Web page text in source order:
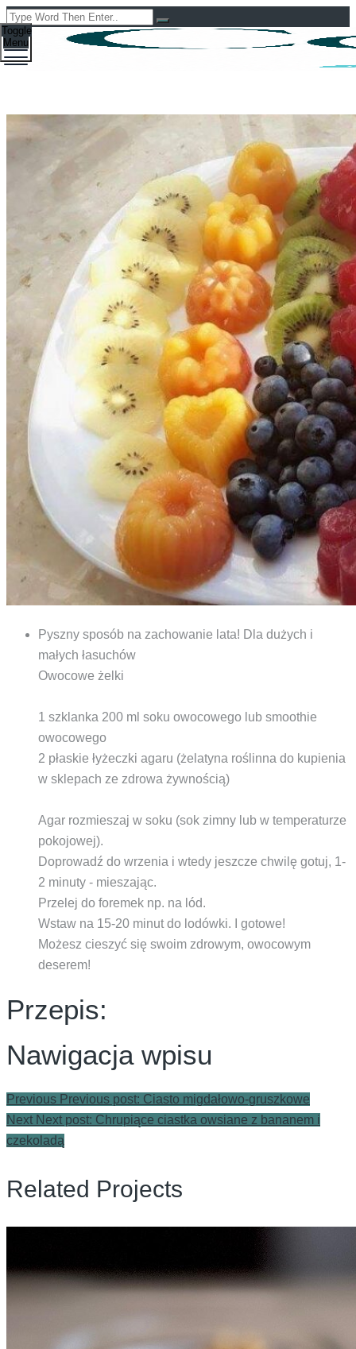
Toggle
Menu
Zdrowe żelki
Pyszny sposób na zachowanie lata! Dla dużych i
małych łasuchów
Owocowe żelki
1 szklanka 200 ml soku owocowego lub smoothie
owocowego
2 płaskie łyżeczki agaru (żelatyna roślinna do kupienia
w sklepach ze zdrowa żywnością)
Agar rozmieszaj w soku (sok zimny lub w temperaturze
pokojowej).
Doprowadź do wrzenia i wtedy jeszcze chwilę gotuj, 1-
2 minuty - mieszając.
Przelej do foremek np. na lód.
Wstaw na 15-20 minut do lodówki. I gotowe!
Możesz cieszyć się swoim zdrowym, owocowym
deserem!
Przepis:
Nawigacja wpisu
Previous Previous post: Ciasto migdałowo-gruszkowe
Next Next post: Chrupiące ciastka owsiane z bananem i
czekoladą
Related Projects